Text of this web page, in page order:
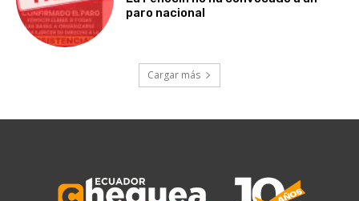
paro nacional
Cargar más